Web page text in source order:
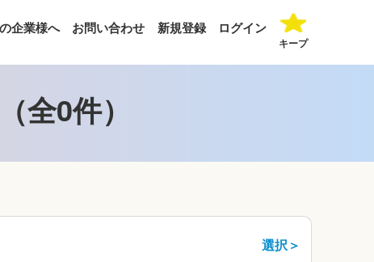
企業様へ お問い合わせ 新規登録 ログイン
キープ
全0件）
選択＞